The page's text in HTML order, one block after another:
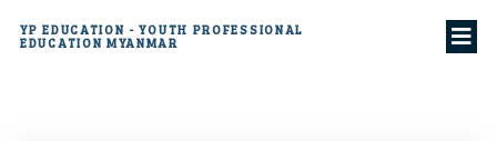
YP EDUCATION - YOUTH PROFESSIONAL
EDUCATION MYANMAR